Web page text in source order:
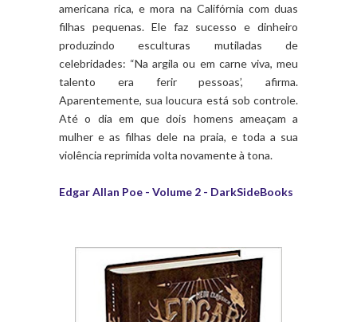
americana rica, e mora na Califórnia com duas
filhas pequenas. Ele faz sucesso e dinheiro
produzindo esculturas mutiladas de
celebridades: “Na argila ou em carne viva, meu
talento era ferir pessoas’, afirma.
Aparentemente, sua loucura está sob controle.
Até o dia em que dois homens ameaçam a
mulher e as filhas dele na praia, e toda a sua
violência reprimida volta novamente à tona.
Edgar Allan Poe - Volume 2 - DarkSideBooks